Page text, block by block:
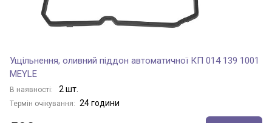
Ущільнення, оливний піддон автоматичної КП 014 139 1001
MEYLE
В наявності: 2 шт.
Термін очікування: 24 години